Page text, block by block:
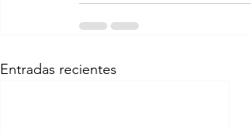
Entradas recientes